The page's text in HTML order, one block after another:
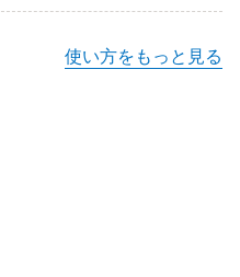
使い方をもっと見る